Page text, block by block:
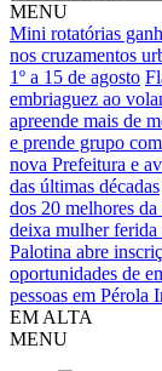
MENU
Mini rotatórias
nos cruzamentos
1º a 15 de agosto
embriaguez ao
apreende mais de
e prende grupo
nova Prefeitura e
das últimas décadas
dos 20 melhores
deixa mulher ferida
Palotina abre
oportunidades de
pessoas em Pérola
EM ALTA
MENU